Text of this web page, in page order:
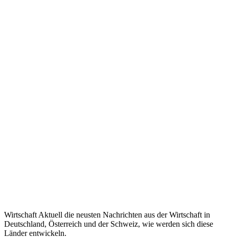
Wirtschaft Aktuell die neusten Nachrichten aus der Wirtschaft in
Deutschland, Österreich und der Schweiz, wie werden sich diese
Länder entwickeln.